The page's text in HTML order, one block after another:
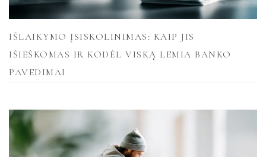
IŠLAIKYMO ĮSISKOLINIMAS: KAIP JIS
IŠIEŠKOMAS IR KODĖL VISKĄ LEMIA BANKO
PAVEDIMAI